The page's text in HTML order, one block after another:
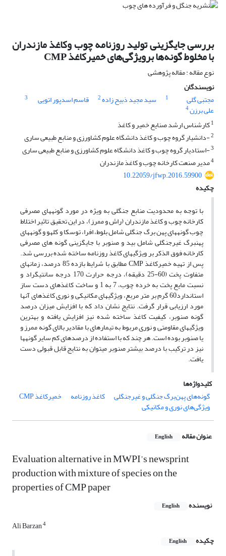
بررسی جایگزینی تولید روزنامه چوب وکاغذ مازندران
با مخلوط گونه‌ها برویژگی‌های خمیرکاغذ CMP
نوع مقاله : مقاله پژوهشی
نویسندگان
مجتبی گلی
1 سید مجید ذبیح زاده2 قاسم اسدپور اتویی 3
علی برزن4
1کارشناس ارشد صنایع خمیر و کاغذ
2-دانشیار گروه چوب و کاغذ دانشگاه علوم کشاورزی و منابع طبیعی ساری
3-استادیار گروه چوب و کاغذ دانشگاه علوم کشاورزی و منابع طبیعی ساری
4مدیر صنعت کارخانه چوب و کاغذ مازندران
10.22059/jfwp.2016.59900
چکیده
با توجه به محدودیت منابع جنگلی به ویژه در مورد گونه­های مصرفی
کارخانه چوب و کاغذ مازندران (راش و ممرز)، در این تحقیق تاثیر اختلاط
چوب گونه­های پهن برگ جنگلی شامل بلوط، افرا، توسکا و کلهو و گونه­های
پهن­برگ غیرجنگلی شامل بید و صنوبر با جایگزینی گونه های مصرفی
کارخانه فوق الذکر بر ویژگی­های کاغذ روزنامه ساخته شده بررسی شد.
پس از تهیه خمیرکاغذ CMP مطابق با شرایط بازده 85 درصد، زمان­های
متفاوت پخت (60-25 دقیقه)، درجه حرارت 170 درجه سانتی­گراد و
نسبت مایع پخت به خرده چوب، 7 به 1 و ساخت کاغذهای دست ساز
استاندارد60 گرم بر متر مربع، ویژگی­های مکانیکی و نوری کاغذهای آنها
مورد ارزیابی قرار گرفت. نتایج نشان داد که با افزایش میزان درصد
گونه صنوبر، کیفیت کاغذ ساخته شده نیز افزایش یافته و بهترین
ویژگی­های مقاومتی و نوری مربوط به تیمارهای با مقادیر بالای گونه ممرز و
یا صنوبر بوده است. هر چند که با استفاده از درصدهای کم سایر گونه­ها
نیز در ترکیب با درصد بیشتر صنوبر می­توان به نتایج قابل قبولی دست
یافت.
کلیدواژه‌ها
گونه‌های پهن‌برگ جنگلی و غیرجنگلی
کاغذ روزنامه خمیرکاغذ CMP
ویژگی‌های نوری و مکانیکی
عنوان مقاله English
Evaluation alternative in MWPI's newsprint
production with mixture of species on the
properties of CMP paper
نویسنده English
Ali Barzan4
چکیده English